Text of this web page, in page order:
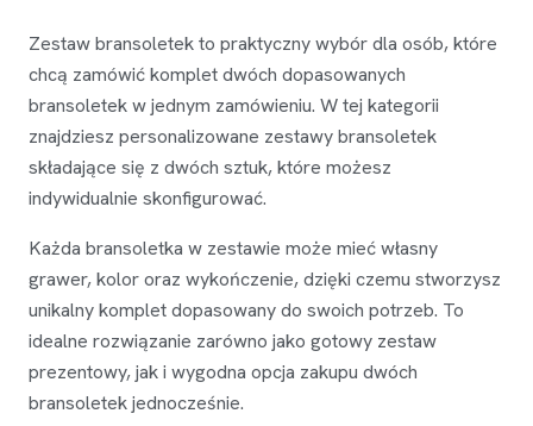
Zestaw bransoletek to praktyczny wybór dla osób, które
chcą zamówić komplet dwóch dopasowanych
bransoletek w jednym zamówieniu. W tej kategorii
znajdziesz personalizowane zestawy bransoletek
składające się z dwóch sztuk, które możesz
indywidualnie skonfigurować.
Każda bransoletka w zestawie może mieć własny
grawer, kolor oraz wykończenie, dzięki czemu stworzysz
unikalny komplet dopasowany do swoich potrzeb. To
idealne rozwiązanie zarówno jako gotowy zestaw
prezentowy, jak i wygodna opcja zakupu dwóch
bransoletek jednocześnie.